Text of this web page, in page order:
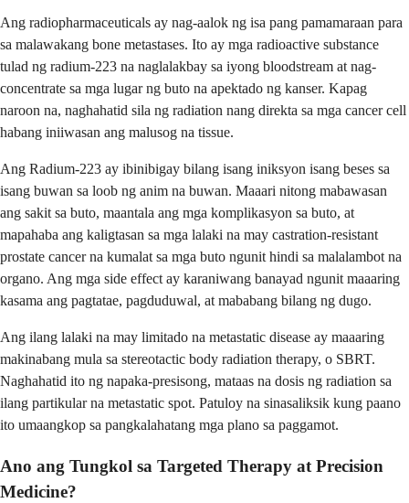
Ang radiopharmaceuticals ay nag-aalok ng isa pang pamamaraan para
sa malawakang bone metastases. Ito ay mga radioactive substance
tulad ng radium-223 na naglalakbay sa iyong bloodstream at nag-
concentrate sa mga lugar ng buto na apektado ng kanser. Kapag
naroon na, naghahatid sila ng radiation nang direkta sa mga cancer cell
habang iniiwasan ang malusog na tissue.
Ang Radium-223 ay ibinibigay bilang isang iniksyon isang beses sa
isang buwan sa loob ng anim na buwan. Maaari nitong mabawasan
ang sakit sa buto, maantala ang mga komplikasyon sa buto, at
mapahaba ang kaligtasan sa mga lalaki na may castration-resistant
prostate cancer na kumalat sa mga buto ngunit hindi sa malalambot na
organo. Ang mga side effect ay karaniwang banayad ngunit maaaring
kasama ang pagtatae, pagduduwal, at mababang bilang ng dugo.
Ang ilang lalaki na may limitado na metastatic disease ay maaaring
makinabang mula sa stereotactic body radiation therapy, o SBRT.
Naghahatid ito ng napaka-presisong, mataas na dosis ng radiation sa
ilang partikular na metastatic spot. Patuloy na sinasaliksik kung paano
ito umaangkop sa pangkalahatang mga plano sa paggamot.
Ano ang Tungkol sa Targeted Therapy at Precision
Medicine?